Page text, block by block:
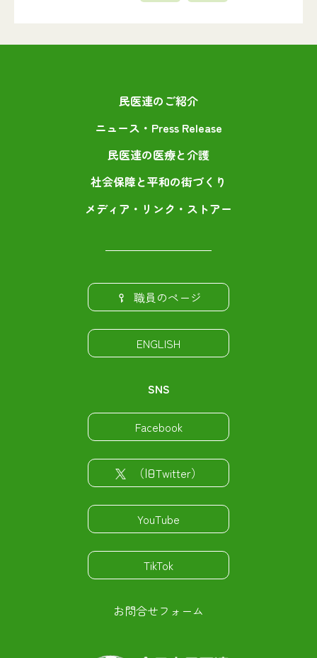
民医連のご紹介
ニュース・Press Release
民医連の医療と介護
社会保障と平和の街づくり
メディア・リンク・ストアー
職員のページ
ENGLISH
SNS
Facebook
（旧Twitter）
YouTube
TikTok
お問合せフォーム